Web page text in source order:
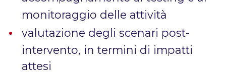
monitoraggio delle attività
valutazione degli scenari post-
intervento, in termini di impatti
attesi